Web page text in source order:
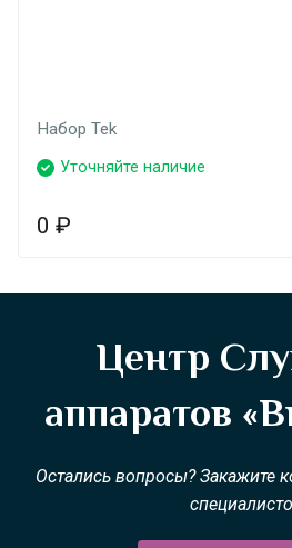
Набор Tek
Уточняйте наличие
0 ₽
Центр
аппаратов
Остались вопросы? Закажите